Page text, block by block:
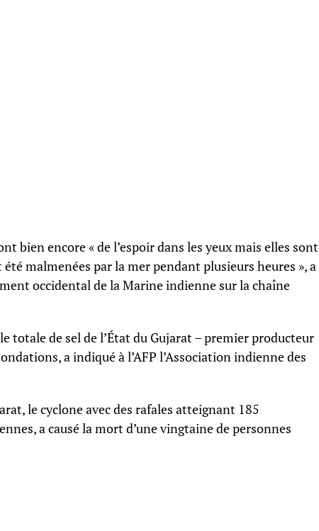
bien encore « de l’espoir dans les yeux mais elles sont
malmenées par la mer pendant plusieurs heures », a
occidental de la Marine indienne sur la chaîne
totale de sel de l’État du Gujarat – premier producteur
a indiqué à l’AFP l’Association indienne des
le cyclone avec des rafales atteignant 185
a causé la mort d’une vingtaine de personnes